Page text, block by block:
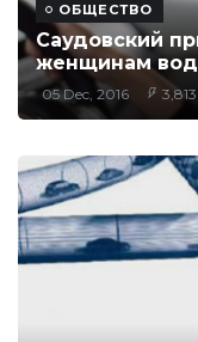
ОБЩЕСТВО
Саудовский
женщинам
05 Dec, 2016